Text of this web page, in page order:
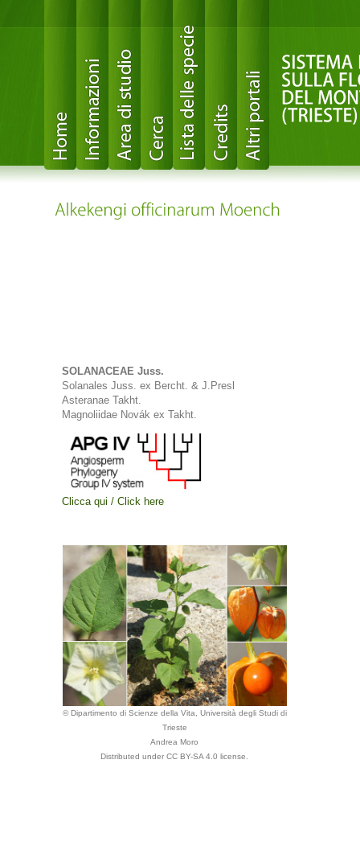
SOLANACEAE Juss.
Solanales Juss. ex Bercht. & J.Presl
Asteranae Takht.
Magnoliidae Novák ex Takht.
Clicca qui / Click here
© Dipartimento di Scienze della Vita, Università degli Studi di
Trieste
Andrea Moro
Distributed under CC BY-SA 4.0 license.